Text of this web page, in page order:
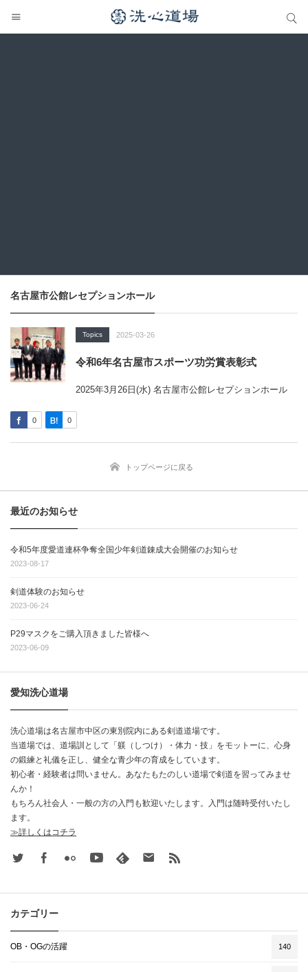
名古屋市公館レセプションホール
Topics 2025-03-26
令和6年名古屋市スポーツ功労賞表彰式
2025年3月26日(水) 名古屋市公館レセプションホール
0 0
トップページに戻る
最近のお知らせ
令和5年度愛道連杯争奪全国少年剣道錬成大会開催のお知らせ
2023-08-17
剣道体験のお知らせ
2023-06-24
P29マスクをご購入頂きました皆様へ
2023-06-09
愛知洗心道場
洗心道場は名古屋市中区の東別院内にある剣道道場です。
当道場では、道場訓として「躾（しつけ）・体力・技」をモットーに、心身
の鍛練と礼儀を正し、健全な青少年の育成をしています。
初心者・経験者は問いません。あなたもたのしい道場で剣道を習ってみませ
んか！
もちろん社会人・一般の方の入門も歓迎いたします。入門は随時受付いたし
ます。
≫詳しくはコチラ
Twitter FacebookFlickr Youtube feedly Contact
カテゴリー
OB・OGの活躍 140